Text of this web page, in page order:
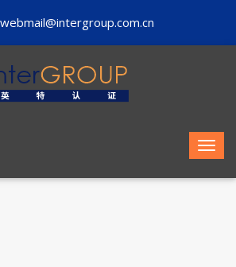
webmail@intergroup.com.cn